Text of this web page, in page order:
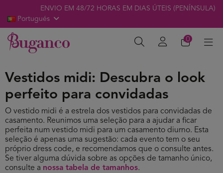
ENVIO EM 48/72 HORAS EM DIAS ÚTEIS (PENÍNSULA)
Portugués
0
Vestidos midi: Descubra o look
perfeito para convidadas
O vestido midi é a estrela dos vestidos para convidadas de
casamento. Reunimos uma seleção para a ajudar a ficar
perfeita num vestido midi para um casamento diurno. Esta
seleção é apenas uma sugestão: cada evento tem o seu
próprio dress code, e recomendamos que o consulte antes.
Se tiver alguma dúvida sobre as opções de tamanho único,
consulte a nossa tabela de tamanhos.